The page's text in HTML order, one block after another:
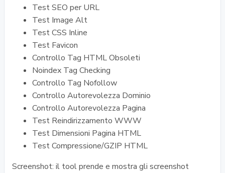
Test SEO per URL
Test Image Alt
Test CSS Inline
Test Favicon
Controllo Tag HTML Obsoleti
Noindex Tag Checking
Controllo Tag Nofollow
Controllo Autorevolezza Dominio
Controllo Autorevolezza Pagina
Test Reindirizzamento WWW
Test Dimensioni Pagina HTML
Test Compressione/GZIP HTML
Screenshot: il tool prende e mostra gli screenshot